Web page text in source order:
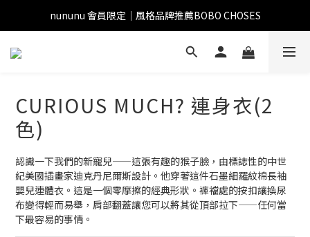
nununu 會員限定｜風格品牌推薦BOBO CHOSES
CURIOUS MUCH? 連身衣(2
色)
認識一下我們的新寵兒——這張有趣的猴子臉，由標誌性的中世
紀美國插畫家迪克丹尼爾斯設計。他穿著這件石墨細羅紋棉長袖
嬰兒連體衣。這是一個零摩擦的經典形狀。褲襠處的按扣讓換尿
布變得輕而易舉，肩部翻蓋讓您可以將其從頂部拉下——任何當
下最容易的事情。